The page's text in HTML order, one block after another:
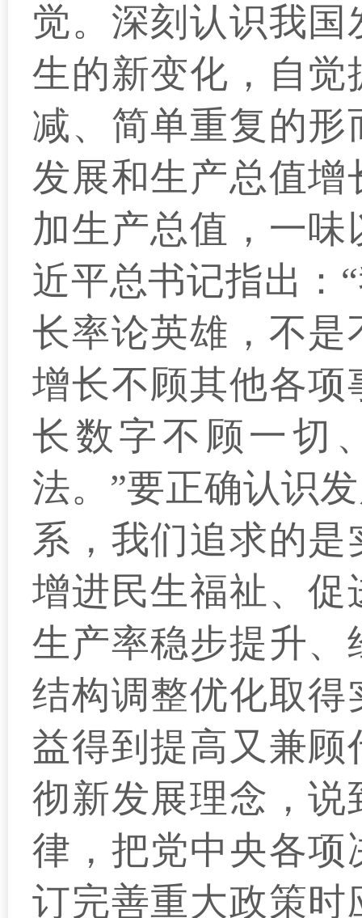
觉。深刻认识我
生的新变化，自
减、简单重复的
发展和生产总值
加生产总值，一
近平总书记指出：
长率论英雄，不
增长不顾其他各
长数字不顾一切
法。”要正确认识
系，我们追求的
增进民生福祉、
生产率稳步提升
结构调整优化取
益得到提高又兼
彻新发展理念，
律，把党中央各
订完善重大政策